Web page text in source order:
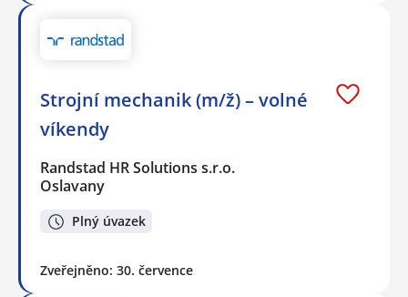
Strojní mechanik (m/ž) – volné
víkendy
Randstad HR Solutions s.r.o.
Oslavany
Plný úvazek
Zveřejněno: 30. července